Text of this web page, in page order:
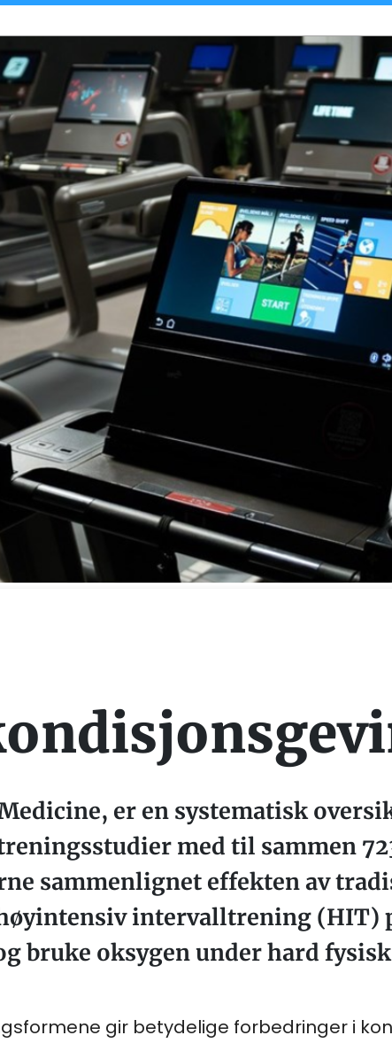
er en systematisk
med til sammen
sammenlignet effekten av
intervalltrening (HIT)
bruke oksygen under hard
gir betydelige forbedringer i